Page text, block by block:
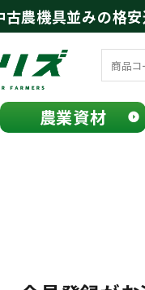
古農機具並みの格
農業資材